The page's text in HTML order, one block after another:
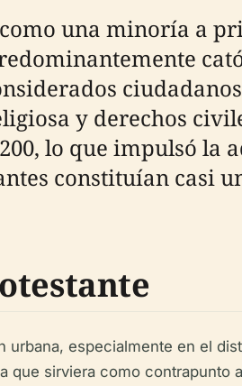
una minoría a
y derechos
lo que impulsó la
constituían casi
especialmente en el
sirviera como contrapunto